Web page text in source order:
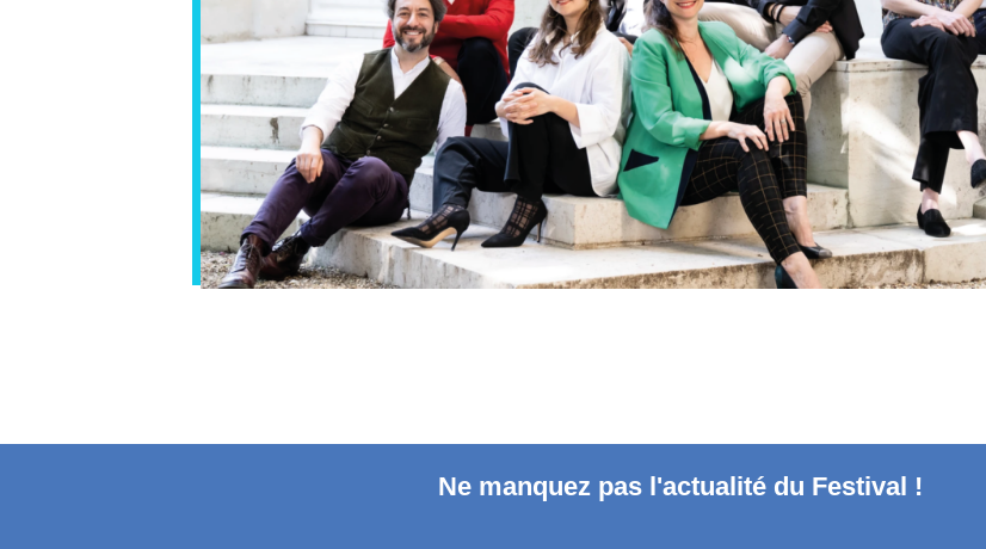
Ne manquez pas l'actualité du Festival !